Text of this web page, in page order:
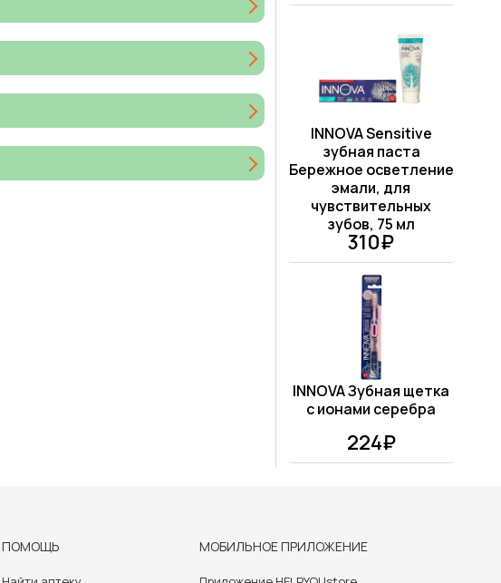
INNOVA Sensitive
зубная паста
Бережное осветление
эмали, для
чувствительных
зубов, 75 мл
310₽
INNOVA Зубная щетка
с ионами серебра
224₽
ПОМОЩЬ МОБИЛЬНОЕ ПРИЛОЖЕНИЕ